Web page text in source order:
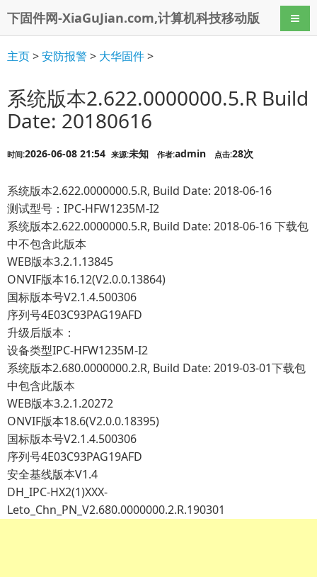
下固件网-XiaGuJian.com,计算机科技移动版 导航
主页>安防报警> 大华固件>
系统版本2.622.0000000.5.R Build
Date: 20180616
时间:2026-06-08 21:54 来源:未知 作者:admin 点击:28次
系统版本2.622.0000000.5.R, Build Date: 2018-06-16
测试型号：IPC-HFW1235M-I2
系统版本2.622.0000000.5.R, Build Date: 2018-06-16 下载包
中不包含此版本
WEB版本3.2.1.13845
ONVIF版本16.12(V2.0.0.13864)
国标版本号V2.1.4.500306
序列号4E03C93PAG19AFD
升级后版本：
设备类型IPC-HFW1235M-I2
系统版本2.680.0000000.2.R, Build Date: 2019-03-01下载包
中包含此版本
WEB版本3.2.1.20272
ONVIF版本18.6(V2.0.0.18395)
国标版本号V2.1.4.500306
序列号4E03C93PAG19AFD
安全基线版本V1.4
DH_IPC-HX2(1)XXX-
Leto_Chn_PN_V2.680.0000000.2.R.190301